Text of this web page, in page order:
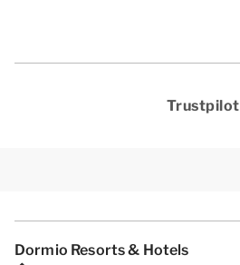
Trustpilot
Dormio Resorts & Hotels